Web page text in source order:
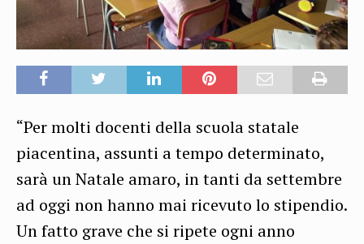
“Per molti docenti della scuola statale
piacentina, assunti a tempo determinato,
sarà un Natale amaro, in tanti da settembre
ad oggi non hanno mai ricevuto lo stipendio.
Un fatto grave che si ripete ogni anno